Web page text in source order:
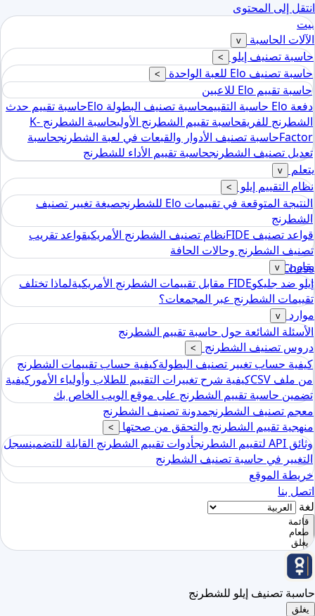
انتقل إلى المحتوى
Chess
tools
حاسبة تصنيف إيلو للشطرنج
بيت
الآلات الحاسبة
v
حاسبة تصنيف إيلو >
حاسبة تصنيف Elo للعبة الواحدة >
حاسبة تقييم Elo للاعبين
دفعة Elo حاسبة التقييم
حاسبة تصنيف البطولة Elo
حاسبة تقييم حدث
الشطرنج للفريقحاسبة تقييم الشطرنج الأولي
حاسبة الشطرنج K-
Factorحاسبة تصنيف الأدوار والقبعات في لعبة الشطرنجحاسبة
تعديل تصنيف الشطرنجحاسبة تقييم الأداء للشطرنج
يتعلم
v
نظام التقييم إيلو >
النتيجة المتوقعة في تقييمات Elo للشطرنج
صيغة تغيير تصنيف
الشطرنج
قواعد تصنيف FIDE
نظام تصنيف الشطرنج الأمريكيقواعد تقريب
تصنيف الشطرنج وحالات الحافة
يقارن v
إيلو ضد جليكوFIDE مقابل تقييمات الشطرنج الأمريكية
لماذا تختلف
تقييمات الشطرنج عبر المجمعات؟
موارد
v
الأسئلة الشائعة حول حاسبة تقييم الشطرنج
دروس تصنيف الشطرنج
>
كيفية حساب تغيير تصنيف البطولةكيفية حساب تقييمات الشطرنج
من ملف CSV
كيفية شرح تغييرات التقييم للطلاب وأولياء الأمور كيفية
تضمين حاسبة تقييم الشطرنج على موقع الويب الخاص بك
معجم تصنيف الشطرنجمدونة تصنيف الشطرنج
منهجية تقييم الشطرنج والتحقق من صحتها
>
وثائق API لتقييم الشطرنج أدوات تقييم الشطرنج القابلة للتضمينسجل
التغيير في حاسبة تصنيف الشطرنج
خريطة الموقع
اتصل بنا
لغة
قائمة
طعام
يغلق
حاسبة تصنيف إيلو للشطرنج
يغلق